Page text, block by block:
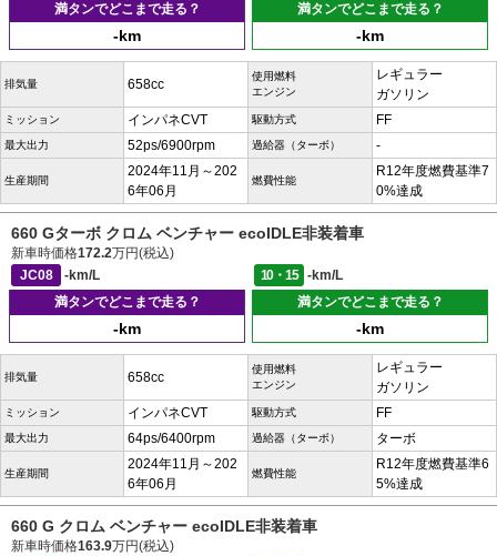
満タンでどこまで走る？
-km
満タンでどこまで走る？
-km
排気量 658cc
使用燃料
エンジン
レギュラー
ガソリン
ミッション インパネCVT 駆動方式 FF
最大出力 52ps/6900rpm 過給器（ターボ） -
生産期間
2024年11月～202
6年06月
燃費性能
R12年度燃費基準7
0%達成
660 Gターボ クロム ベンチャー ecoIDLE非装着車
新車時価格172.2万円(税込)
JC08
-km/L 10・15
-km/L
満タンでどこまで走る？
-km
満タンでどこまで走る？
-km
排気量 658cc
使用燃料
エンジン
レギュラー
ガソリン
ミッション インパネCVT 駆動方式 FF
最大出力 64ps/6400rpm 過給器（ターボ） ターボ
生産期間
2024年11月～202
6年06月
燃費性能
R12年度燃費基準6
5%達成
660 G クロム ベンチャー ecoIDLE非装着車
新車時価格163.9万円(税込)